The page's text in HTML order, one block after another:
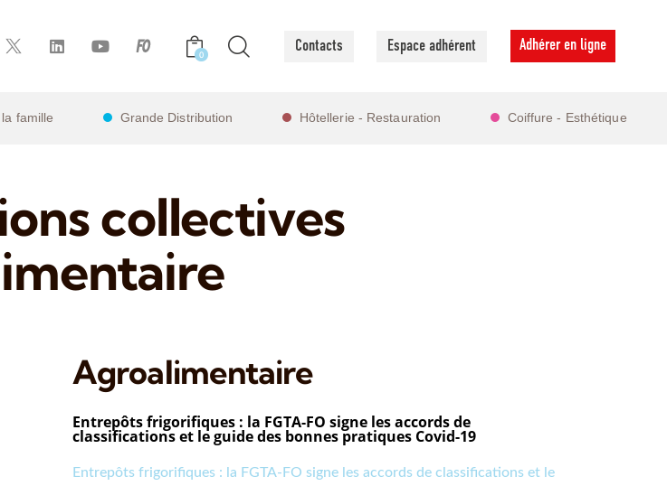
0 Contacts Espace adhérent Adhérer en ligne
famille Grande Distribution Hôtellerie - Restauration Coiffure - Esthétique
collectives
Agroalimentaire
Entrepôts frigorifiques : la FGTA-FO signe les accords de
classifications et le guide des bonnes pratiques Covid-19
Entrepôts frigorifiques : la FGTA-FO signe les accords de classifications et le